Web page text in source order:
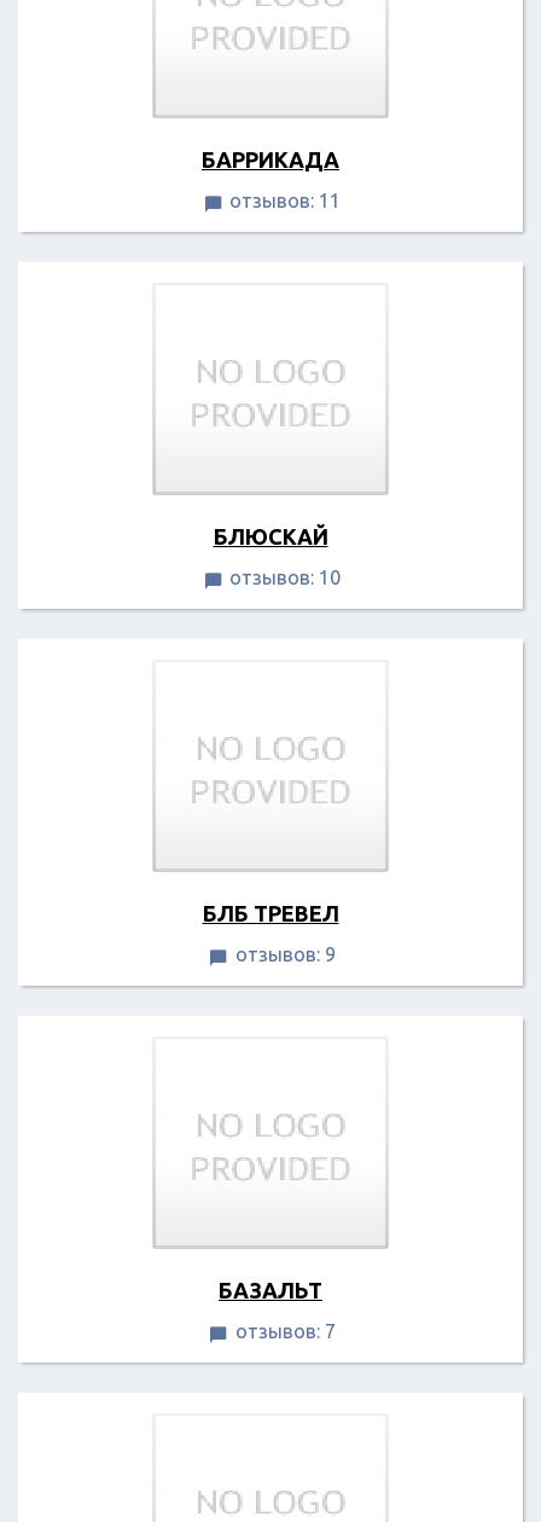
БАРРИКАДА
 отзывов: 11
БЛЮСКАЙ
 отзывов: 10
БЛБ ТРЕВЕЛ
 отзывов: 9
БАЗАЛЬТ
 отзывов: 7